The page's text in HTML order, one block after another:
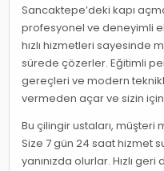
Sancaktepe’deki kapı
profesyonel ve deneyimli
hızlı hizmetleri sayesinde
sürede çözerler. Eğitimli
gereçleri ve modern
vermeden açar ve sizin
Bu çilingir ustaları,
Size 7 gün 24 saat hizmet
yanınızda olurlar. Hızlı